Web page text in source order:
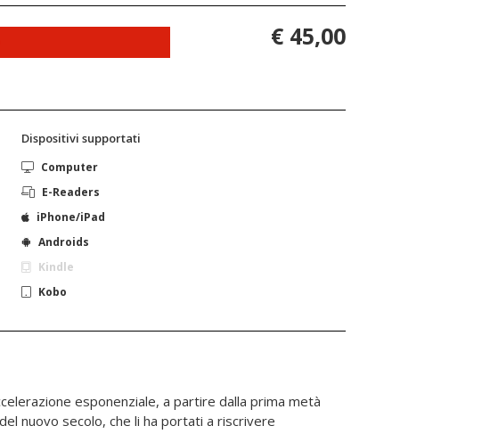
€ 45,00
Dispositivi supportati
Computer
E-Readers
iPhone/iPad
Androids
Kindle
Kobo